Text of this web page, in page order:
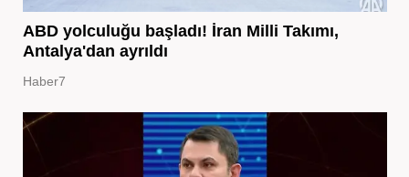
ABD yolculuğu başladı! İran Milli Takımı,
Antalya'dan ayrıldı
Haber7